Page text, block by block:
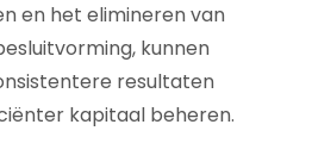
en het elimineren van
kunnen
resultaten
kapitaal beheren.